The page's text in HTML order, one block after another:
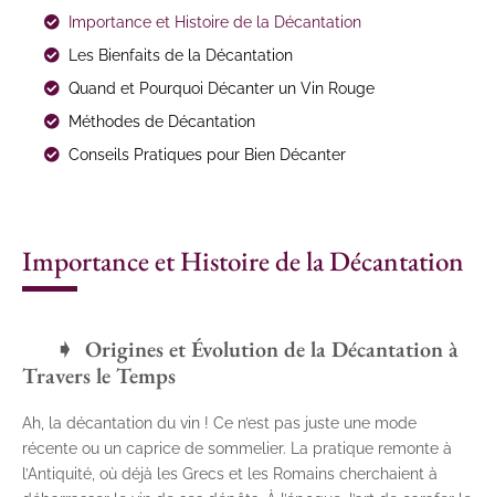
Importance et Histoire de la Décantation
Les Bienfaits de la Décantation
Quand et Pourquoi Décanter un Vin Rouge
Méthodes de Décantation
Conseils Pratiques pour Bien Décanter
Importance et Histoire de la Décantation
Origines et Évolution de la Décantation à
Travers le Temps
Ah, la décantation du vin ! Ce n’est pas juste une mode
récente ou un caprice de sommelier. La pratique remonte à
l’Antiquité, où déjà les Grecs et les Romains cherchaient à